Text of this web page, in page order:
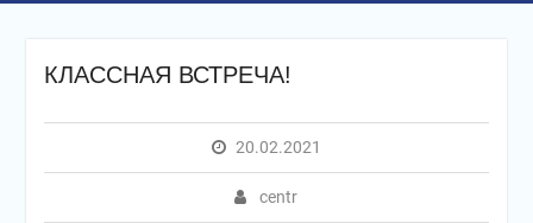
КЛАССНАЯ ВСТРЕЧА!
20.02.2021
centr